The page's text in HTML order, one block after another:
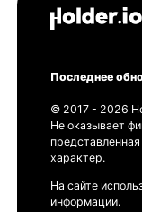
Последнее
© 2017 - 2026
Не оказывает
характер.
На сайте
информации.